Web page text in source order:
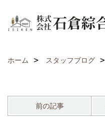
ホーム スタッフブログ
前の記事